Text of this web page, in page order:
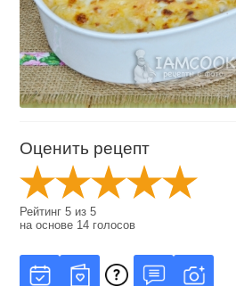
Оценить рецепт
Рейтинг5 из5
на основе 14 голосов